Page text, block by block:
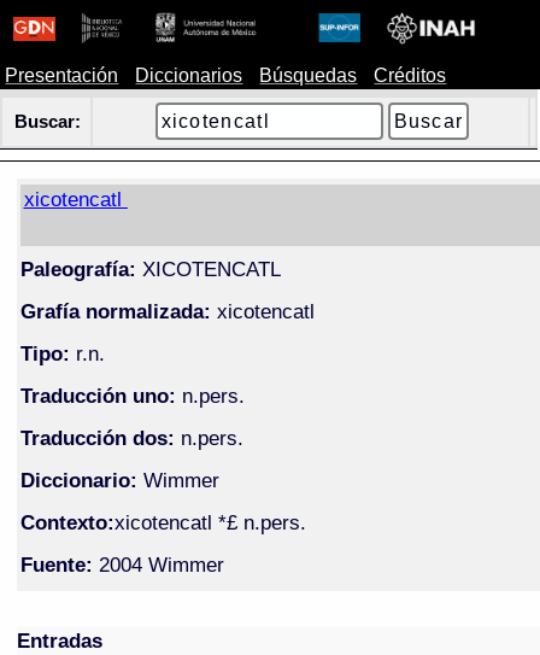
Presentación Diccionarios Búsquedas Créditos
Buscar:
xicotencatl
Paleografía: XICOTENCATL
Grafía normalizada: xicotencatl
Tipo: r.n.
Traducción uno: n.pers.
Traducción dos: n.pers.
Diccionario: Wimmer
Contexto:xicotencatl *£ n.pers.
Fuente: 2004 Wimmer
Entradas